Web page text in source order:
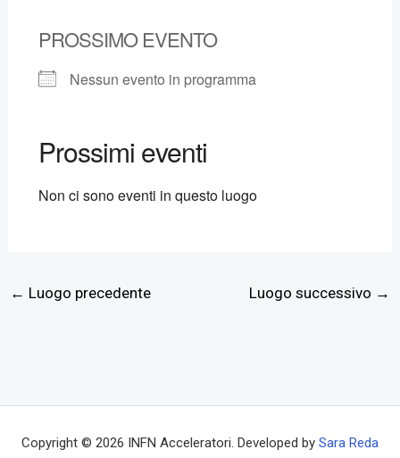
PROSSIMO EVENTO
Nessun evento in programma
Prossimi eventi
Non ci sono eventi in questo luogo
← Luogo precedente Luogo successivo →
Copyright © 2026 INFN Acceleratori. Developed by Sara Reda